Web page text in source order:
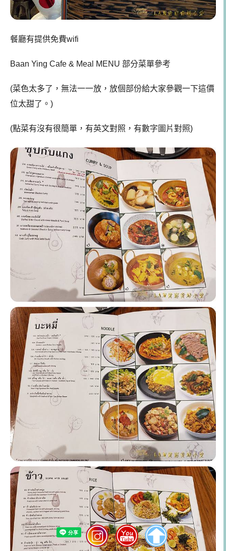
餐廳有提供免費wifi
Baan Ying Cafe & Meal MENU 部分菜單參考
(菜色太多了，無法一一放，放個部份給大家參觀一下這價
位太甜了。)
(點菜有沒有很簡單，有英文對照，有數字圖片對照)